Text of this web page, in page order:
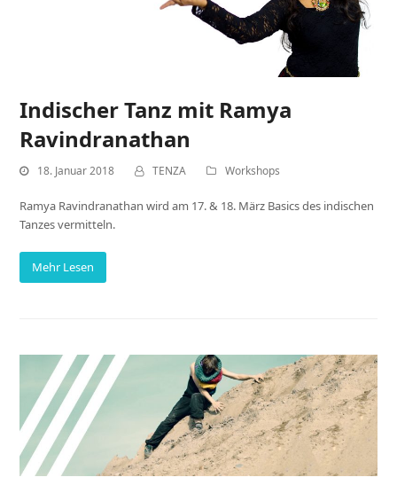
Indischer Tanz mit Ramya
Ravindranathan
18. Januar 2018 TENZA Workshops
Ramya Ravindranathan wird am 17. & 18. März Basics des indischen
Tanzes vermitteln.
Mehr Lesen